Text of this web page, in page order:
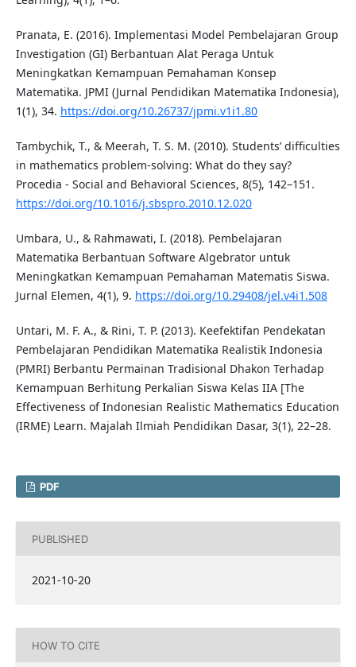
Pranata, E. (2016). Implementasi Model Pembelajaran Group
Investigation (GI) Berbantuan Alat Peraga Untuk
Meningkatkan Kemampuan Pemahaman Konsep
Matematika. JPMI (Jurnal Pendidikan Matematika Indonesia),
1(1), 34. https://doi.org/10.26737/jpmi.v1i1.80
Tambychik, T., & Meerah, T. S. M. (2010). Students’ difficulties
in mathematics problem-solving: What do they say?
Procedia - Social and Behavioral Sciences, 8(5), 142–151.
https://doi.org/10.1016/j.sbspro.2010.12.020
Umbara, U., & Rahmawati, I. (2018). Pembelajaran
Matematika Berbantuan Software Algebrator untuk
Meningkatkan Kemampuan Pemahaman Matematis Siswa.
Jurnal Elemen, 4(1), 9. https://doi.org/10.29408/jel.v4i1.508
Untari, M. F. A., & Rini, T. P. (2013). Keefektifan Pendekatan
Pembelajaran Pendidikan Matematika Realistik Indonesia
(PMRI) Berbantu Permainan Tradisional Dhakon Terhadap
Kemampuan Berhitung Perkalian Siswa Kelas IIA [The
Effectiveness of Indonesian Realistic Mathematics Education
(IRME) Learn. Majalah Ilmiah Pendidikan Dasar, 3(1), 22–28.
PDF
PUBLISHED
2021-10-20
HOW TO CITE